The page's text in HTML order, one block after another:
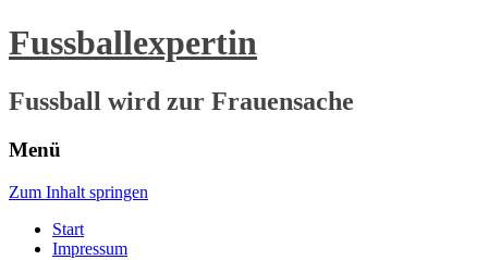
Fussballexpertin
Fussball wird zur Frauensache
Menü
Zum Inhalt springen
Start
Impressum